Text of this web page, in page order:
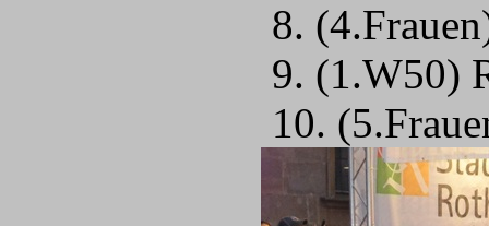
8.
9. (1.W50)
10.